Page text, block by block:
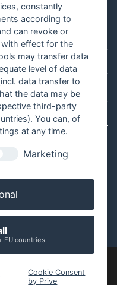
für andere Länder
Liefertermins findest du
MasterCard
Visa
constantly
according to
can revoke or
with effect for the
may transfer data
level of data
data transfer to
the data may be
third-party
You can, of
at any time.
Marketing
EU countries
Cookie Consent
by Prive